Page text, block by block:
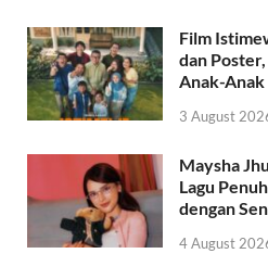
Film
dan
Anak-
3 August
Maysha
Lagu
dengan
4 August